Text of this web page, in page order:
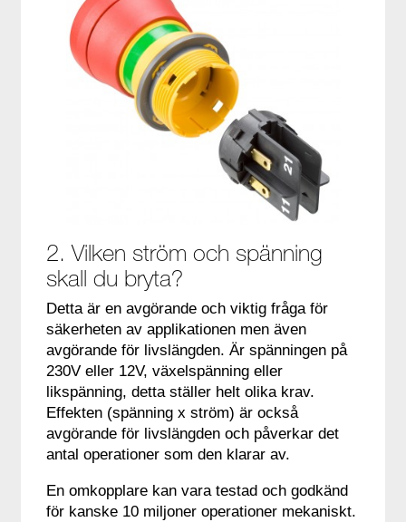
2. Vilken ström och spänning
skall du bryta?
Detta är en avgörande och viktig fråga för
säkerheten av applikationen men även
avgörande för livslängden. Är spänningen på
230V eller 12V, växelspänning eller
likspänning, detta ställer helt olika krav.
Effekten (spänning x ström) är också
avgörande för livslängden och påverkar det
antal operationer som den klarar av.
En omkopplare kan vara testad och godkänd
för kanske 10 miljoner operationer mekaniskt.